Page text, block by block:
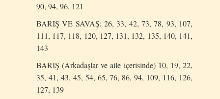
90, 94, 96, 121
BARIŞ VE SAVAŞ: 26, 33, 42, 73, 78, 93, 107,
111, 117, 118, 120, 127, 131, 132, 135, 140, 141,
143
BARIŞ (Arkadaşlar ve aile içerisinde) 10, 19, 22,
35, 41, 43, 45, 54, 65, 76, 86, 94, 109, 116, 126,
127, 139